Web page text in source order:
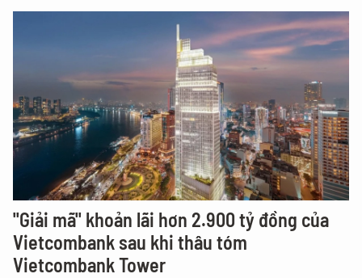
"Giải mã" khoản lãi hơn 2.900 tỷ đồng của
Vietcombank sau khi thâu tóm
Vietcombank Tower